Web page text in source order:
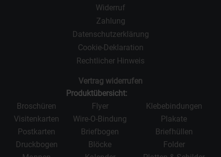
Widerruf
Zahlung
Datenschutzerklärung
Cookie-Deklaration
Rechtlicher Hinweis
Vertrag widerrufen
Produktübersicht:
Broschüren
Flyer
Klebebindungen
Visitenkarten
Wire-O-Bindung
Plakate
Postkarten
Briefbogen
Briefhüllen
Druckbogen
Blöcke
Folder